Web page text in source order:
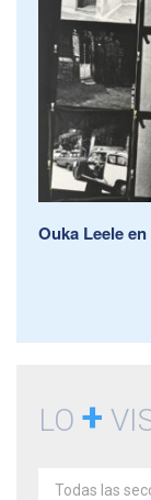
Ouka Leele
LO +
Todas las